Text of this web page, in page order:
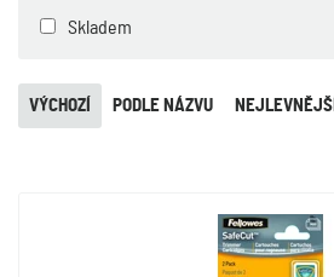
Skladem
NEJLEVNĚJŠÍ
PODLE NÁZVU
VÝCHOZÍ